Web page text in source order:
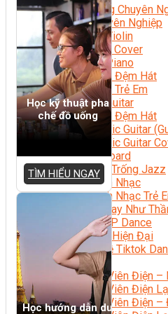
Nhạc Công Chuyên
Ca Sĩ Chuyên Nghiệp
Học Đàn Violin
Học Violin Cover
Học Đàn Piano
Học Piano Đệm Hát
Học Piano Trẻ Em
Học Đàn Guitar
Học Guitar Đệm Hát
Học Electric Guitar
Học Electric Guitar
Học Keyboard
Học Đánh Trống Jazz
Học Thanh Nhạc
Học Thanh Nhạc Trẻ
Học Hát Hay Như
Học K-POP Dance
Học Nhảy Hiện Đại
Chuyên Đề Tiktok
Kỹ Thuật – Công Nghệ
Kỹ Thuật Viên Điện
Kỹ Thuật Viên Điện
Kỹ Thuật Viên Điện –
Học kỹ thuật pha
chế đồ uống
TÌM HIỂU NGAY
Học hướng dẫn du